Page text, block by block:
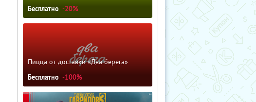
Бесплатно -20%
Пицца от доставки «Два берега»
Бесплатно -100%